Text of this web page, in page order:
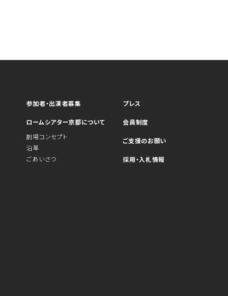
参加者・出演者募集
ロームシアター京都について
劇場コンセプト
沿革
ごあいさつ
プレス
会員制度
ご支援のお願い
採用・入札情報